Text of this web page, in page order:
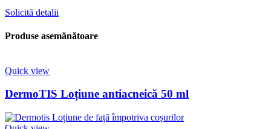
Solicită detalii
Produse asemănătoare
Quick view
DermoTIS Loțiune antiacneică 50 ml